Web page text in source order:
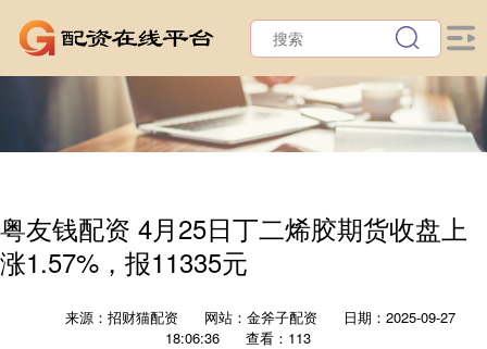
粤友钱配资 4月25日丁二烯胶期货收盘上
涨1.57%，报11335元
来源：招财猫配资 网站：金斧子配资
日期：2025-09-27
18:06:36
查看：113